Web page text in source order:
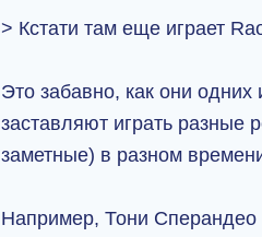
> Кстати там еще играет
Это забавно, как они одних
заставляют играть разные
заметные) в разном
Например, Тони